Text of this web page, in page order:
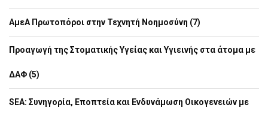
ΑμεΑ Πρωτοπόροι στην Τεχνητή Νοημοσύνη (7)
Προαγωγή της Στοματικής Υγείας και Υγιεινής στα άτομα με
ΔΑΦ (5)
SEA: Συνηγορία, Εποπτεία και Ενδυνάμωση Οικογενειών με